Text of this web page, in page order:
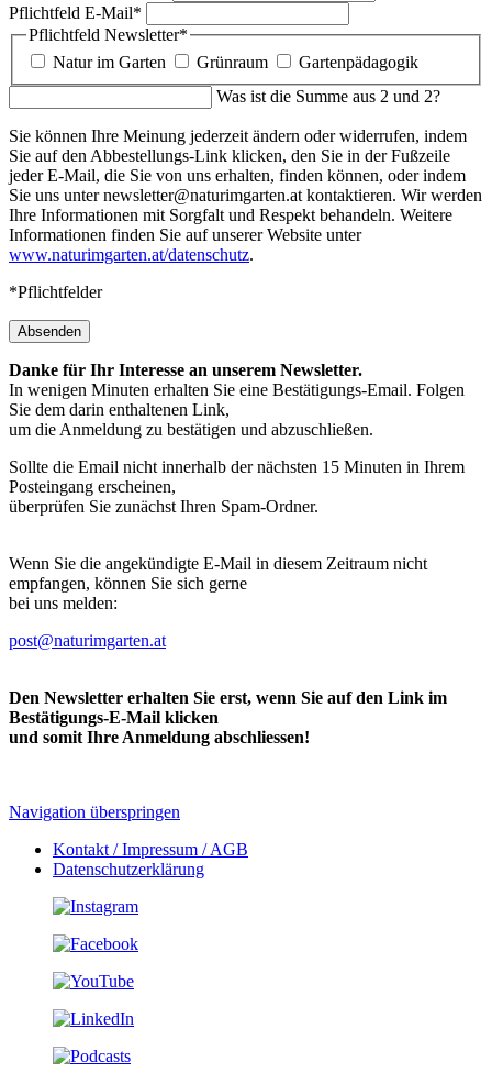
Pflichtfeld E-Mail*
Pflichtfeld Newsletter*
Natur im Garten
Grünraum
Gartenpädagogik
Was ist die Summe aus 2 und 2?
Sie können Ihre Meinung jederzeit ändern oder widerrufen, indem
Sie auf den Abbestellungs-Link klicken, den Sie in der Fußzeile
jeder E-Mail, die Sie von uns erhalten, finden können, oder indem
Sie uns unter newsletter@naturimgarten.at kontaktieren. Wir werden
Ihre Informationen mit Sorgfalt und Respekt behandeln. Weitere
Informationen finden Sie auf unserer Website unter
www.naturimgarten.at/datenschutz.
*Pflichtfelder
Absenden
Danke für Ihr Interesse an unserem Newsletter.
In wenigen Minuten erhalten Sie eine Bestätigungs-Email. Folgen
Sie dem darin enthaltenen Link,
um die Anmeldung zu bestätigen und abzuschließen.
Sollte die Email nicht innerhalb der nächsten 15 Minuten in Ihrem
Posteingang erscheinen,
überprüfen Sie zunächst Ihren Spam-Ordner.
Wenn Sie die angekündigte E-Mail in diesem Zeitraum nicht
empfangen, können Sie sich gerne
bei uns melden:
post@naturimgarten.at
Den Newsletter erhalten Sie erst, wenn Sie auf den Link im
Bestätigungs-E-Mail klicken
und somit Ihre Anmeldung abschliessen!
Navigation überspringen
Kontakt / Impressum / AGB
Datenschutzerklärung